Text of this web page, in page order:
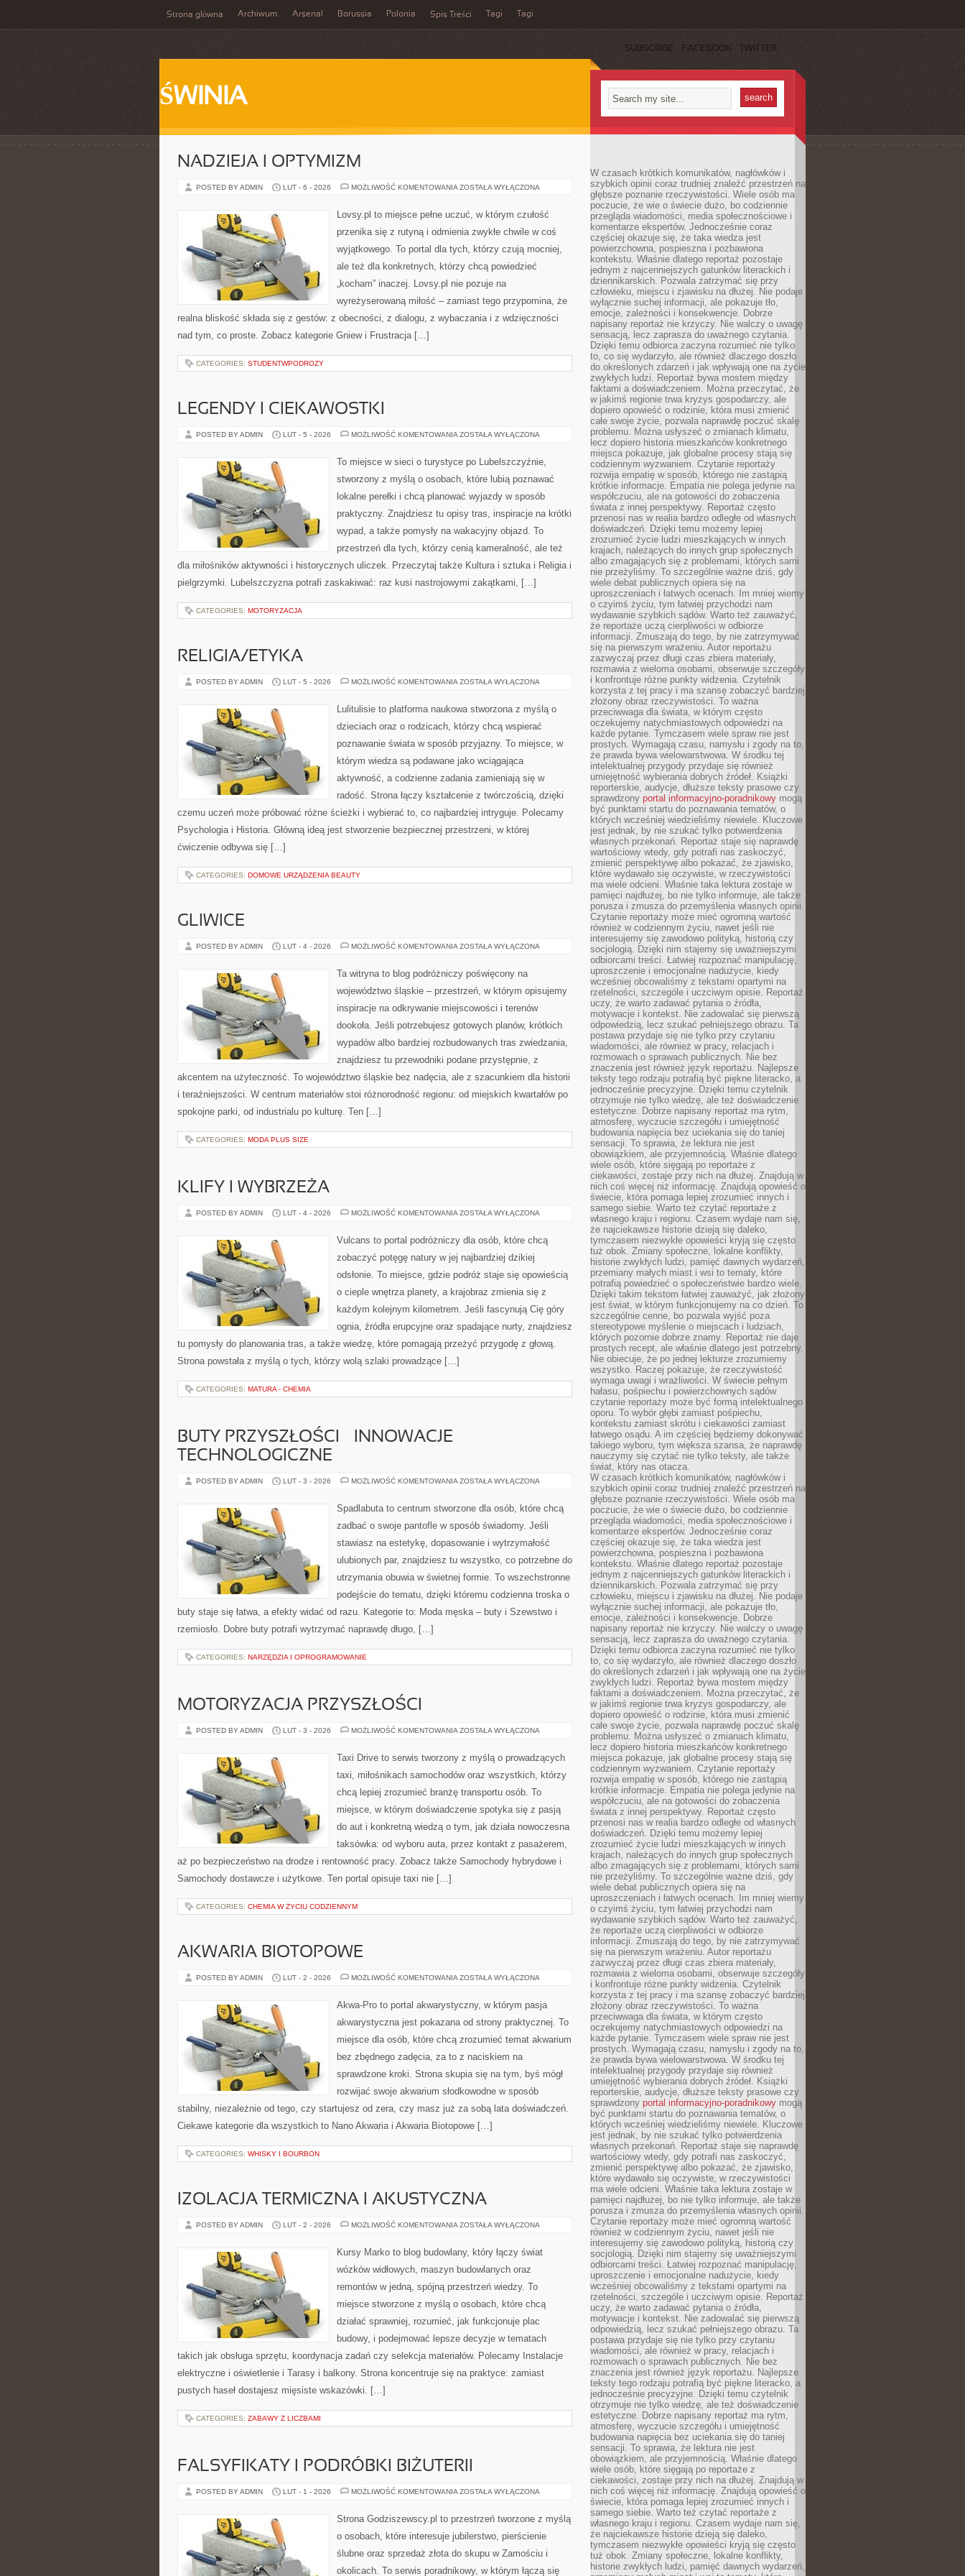
Strona główna Archiwum Arsenal Borussia Polonia Spis Treści Tagi Tagi
SUBSCRIBE FACEBOOK TWITTER
ŚWINIA
NADZIEJA I OPTYMIZM
POSTED BY ADMIN LUT - 6 - 2026 MOŻLIWOŚĆ KOMENTOWANIA NADZIEJA
ZOSTAŁA WYŁĄCZONA
Lovsy.pl to miejsce pełne uczuć, w którym czułość
przenika się z rutyną i odmienia zwykłe chwile w coś
wyjątkowego. To portal dla tych, którzy czują mocniej,
ale też dla konkretnych, którzy chcą powiedzieć
„kocham” inaczej. Lovsy.pl nie pozuje na
wyreżyserowaną miłość – zamiast tego przypomina, że
realna bliskość składa się z gestów: z obecności, z dialogu, z wybaczania i z wdzięczności
nad tym, co proste. Zobacz kategorie Gniew i Frustracja […]
CATEGORIES: STUDENTWPODROZY
LEGENDY I CIEKAWOSTKI
POSTED BY ADMIN LUT - 5 - 2026 MOŻLIWOŚĆ KOMENTOWANIA LEGENDY
ZOSTAŁA WYŁĄCZONA
To miejsce w sieci o turystyce po Lubelszczyźnie,
stworzony z myślą o osobach, które lubią poznawać
lokalne perełki i chcą planować wyjazdy w sposób
praktyczny. Znajdziesz tu opisy tras, inspiracje na krótki
wypad, a także pomysły na wakacyjny objazd. To
przestrzeń dla tych, którzy cenią kameralność, ale też
dla miłośników aktywności i historycznych uliczek. Przeczytaj także Kultura i sztuka i Religia i
pielgrzymki. Lubelszczyzna potrafi zaskakiwać: raz kusi nastrojowymi zakątkami, […]
CATEGORIES: MOTORYZACJA
RELIGIA/ETYKA
POSTED BY ADMIN LUT - 5 - 2026 MOŻLIWOŚĆ KOMENTOWANIA RELIGIA/ETYKA
ZOSTAŁA WYŁĄCZONA
Lulitulisie to platforma naukowa stworzona z myślą o
dzieciach oraz o rodzicach, którzy chcą wspierać
poznawanie świata w sposób przyjazny. To miejsce, w
którym wiedza są podawane jako wciągająca
aktywność, a codzienne zadania zamieniają się w
radość. Strona łączy kształcenie z twórczością, dzięki
czemu uczeń może próbować różne ścieżki i wybierać to, co najbardziej intryguje. Polecamy
Psychologia i Historia. Główną ideą jest stworzenie bezpiecznej przestrzeni, w której
ćwiczenie odbywa się […]
CATEGORIES: DOMOWE URZĄDZENIA BEAUTY
GLIWICE
POSTED BY ADMIN LUT - 4 - 2026 MOŻLIWOŚĆ KOMENTOWANIA GLIWICE
ZOSTAŁA WYŁĄCZONA
Ta witryna to blog podróżniczy poświęcony na
województwo śląskie – przestrzeń, w którym opisujemy
inspiracje na odkrywanie miejscowości i terenów
dookoła. Jeśli potrzebujesz gotowych planów, krótkich
wypadów albo bardziej rozbudowanych tras zwiedzania,
znajdziesz tu przewodniki podane przystępnie, z
akcentem na użyteczność. To województwo śląskie bez nadęcia, ale z szacunkiem dla historii
i teraźniejszości. W centrum materiałów stoi różnorodność regionu: od miejskich kwartałów po
spokojne parki, od industrialu po kulturę. Ten […]
CATEGORIES: MODA PLUS SIZE
KLIFY I WYBRZEŻA
POSTED BY ADMIN LUT - 4 - 2026 MOŻLIWOŚĆ KOMENTOWANIA KLIFY
ZOSTAŁA WYŁĄCZONA
Vulcans to portal podróżniczy dla osób, które chcą
zobaczyć potęgę natury w jej najbardziej dzikiej
odsłonie. To miejsce, gdzie podróż staje się opowieścią
o cieple wnętrza planety, a krajobraz zmienia się z
każdym kolejnym kilometrem. Jeśli fascynują Cię góry
ognia, źródła erupcyjne oraz spadające nurty, znajdziesz
tu pomysły do planowania tras, a także wiedzę, które pomagają przeżyć przygodę z głową.
Strona powstała z myślą o tych, którzy wolą szlaki prowadzące […]
CATEGORIES: MATURA - CHEMIA
BUTY PRZYSZŁOŚCI – INNOWACJE
TECHNOLOGICZNE
POSTED BY ADMIN LUT - 3 - 2026 MOŻLIWOŚĆ KOMENTOWANIA BUTY
INNOWACJE
TECHNOLOGICZNE
ZOSTAŁA WYŁĄCZONA
Spadlabuta to centrum stworzone dla osób, które chcą
zadbać o swoje pantofle w sposób świadomy. Jeśli
stawiasz na estetykę, dopasowanie i wytrzymałość
ulubionych par, znajdziesz tu wszystko, co potrzebne do
utrzymania obuwia w świetnej formie. To wszechstronne
podejście do tematu, dzięki któremu codzienna troska o
buty staje się łatwa, a efekty widać od razu. Kategorie to: Moda męska – buty i Szewstwo i
rzemiosło. Dobre buty potrafi wytrzymać naprawdę długo, […]
CATEGORIES: NARZĘDZIA I OPROGRAMOWANIE
MOTORYZACJA PRZYSZŁOŚCI
POSTED BY ADMIN LUT - 3 - 2026 MOŻLIWOŚĆ KOMENTOWANIA MOTORYZACJA
ZOSTAŁA WYŁĄCZONA
Taxi Drive to serwis tworzony z myślą o prowadzących
taxi, miłośnikach samochodów oraz wszystkich, którzy
chcą lepiej zrozumieć branżę transportu osób. To
miejsce, w którym doświadczenie spotyka się z pasją
do aut i konkretną wiedzą o tym, jak działa nowoczesna
taksówka: od wyboru auta, przez kontakt z pasażerem,
aż po bezpieczeństwo na drodze i rentowność pracy. Zobacz także Samochody hybrydowe i
Samochody dostawcze i użytkowe. Ten portal opisuje taxi nie […]
CATEGORIES: CHEMIA W ŻYCIU CODZIENNYM
AKWARIA BIOTOPOWE
POSTED BY ADMIN LUT - 2 - 2026 MOŻLIWOŚĆ KOMENTOWANIA AKWARIA
ZOSTAŁA WYŁĄCZONA
Akwa-Pro to portal akwarystyczny, w którym pasja
akwarystyczna jest pokazana od strony praktycznej. To
miejsce dla osób, które chcą zrozumieć temat akwarium
bez zbędnego zadęcia, za to z naciskiem na
sprawdzone kroki. Strona skupia się na tym, byś mógł
rozwijać swoje akwarium słodkowodne w sposób
stabilny, niezależnie od tego, czy startujesz od zera, czy masz już za sobą lata doświadczeń.
Ciekawe kategorie dla wszystkich to Nano Akwaria i Akwaria Biotopowe […]
CATEGORIES: WHISKY I BOURBON
IZOLACJA TERMICZNA I AKUSTYCZNA
POSTED BY ADMIN LUT - 2 - 2026 MOŻLIWOŚĆ KOMENTOWANIA IZOLACJA
AKUSTYCZNA
ZOSTAŁA WYŁĄCZONA
Kursy Marko to blog budowlany, który łączy świat
wózków widłowych, maszyn budowlanych oraz
remontów w jedną, spójną przestrzeń wiedzy. To
miejsce stworzone z myślą o osobach, które chcą
działać sprawniej, rozumieć, jak funkcjonuje plac
budowy, i podejmować lepsze decyzje w tematach
takich jak obsługa sprzętu, koordynacja zadań czy selekcja materiałów. Polecamy Instalacje
elektryczne i oświetlenie i Tarasy i balkony. Strona koncentruje się na praktyce: zamiast
pustych haseł dostajesz mięsiste wskazówki. […]
CATEGORIES: ZABAWY Z LICZBAMI
FALSYFIKATY I PODRÓBKI BIŻUTERII
POSTED BY ADMIN LUT - 1 - 2026 MOŻLIWOŚĆ KOMENTOWANIA FALSYFIKATY
BIŻUTERII
ZOSTAŁA WYŁĄCZONA
Strona Godziszewscy.pl to przestrzeń tworzone z myślą
o osobach, które interesuje jubilerstwo, pierścienie
ślubne oraz sprzedaż złota do skupu w Zamościu i
okolicach. To serwis poradnikowy, w którym łączą się
W czasach krótkich komunikatów, nagłówków i
szybkich opinii coraz trudniej znaleźć przestrzeń na
głębsze poznanie rzeczywistości. Wiele osób ma
poczucie, że wie o świecie dużo, bo codziennie
przegląda wiadomości, media społecznościowe i
komentarze ekspertów. Jednocześnie coraz
częściej okazuje się, że taka wiedza jest
powierzchowna, pospieszna i pozbawiona
kontekstu. Właśnie dlatego reportaż pozostaje
jednym z najcenniejszych gatunków literackich i
dziennikarskich. Pozwala zatrzymać się przy
człowieku, miejscu i zjawisku na dłużej. Nie podaje
wyłącznie suchej informacji, ale pokazuje tło,
emocje, zależności i konsekwencje. Dobrze
napisany reportaż nie krzyczy. Nie walczy o uwagę
sensacją, lecz zaprasza do uważnego czytania.
Dzięki temu odbiorca zaczyna rozumieć nie tylko
to, co się wydarzyło, ale również dlaczego doszło
do określonych zdarzeń i jak wpływają one na życie
zwykłych ludzi. Reportaż bywa mostem między
faktami a doświadczeniem. Można przeczytać, że
w jakimś regionie trwa kryzys gospodarczy, ale
dopiero opowieść o rodzinie, która musi zmienić
całe swoje życie, pozwala naprawdę poczuć skalę
problemu. Można usłyszeć o zmianach klimatu,
lecz dopiero historia mieszkańców konkretnego
miejsca pokazuje, jak globalne procesy stają się
codziennym wyzwaniem. Czytanie reportaży
rozwija empatię w sposób, którego nie zastąpią
krótkie informacje. Empatia nie polega jedynie na
współczuciu, ale na gotowości do zobaczenia
świata z innej perspektywy. Reportaż często
przenosi nas w realia bardzo odległe od własnych
doświadczeń. Dzięki temu możemy lepiej
zrozumieć życie ludzi mieszkających w innych
krajach, należących do innych grup społecznych
albo zmagających się z problemami, których sami
nie przeżyliśmy. To szczególnie ważne dziś, gdy
wiele debat publicznych opiera się na
uproszczeniach i łatwych ocenach. Im mniej wiemy
o czyimś życiu, tym łatwiej przychodzi nam
wydawanie szybkich sądów. Warto też zauważyć,
że reportaże uczą cierpliwości w odbiorze
informacji. Zmuszają do tego, by nie zatrzymywać
się na pierwszym wrażeniu. Autor reportażu
zazwyczaj przez długi czas zbiera materiały,
rozmawia z wieloma osobami, obserwuje szczegóły
i konfrontuje różne punkty widzenia. Czytelnik
korzysta z tej pracy i ma szansę zobaczyć bardziej
złożony obraz rzeczywistości. To ważna
przeciwwaga dla świata, w którym często
oczekujemy natychmiastowych odpowiedzi na
każde pytanie. Tymczasem wiele spraw nie jest
prostych. Wymagają czasu, namysłu i zgody na to,
że prawda bywa wielowarstwowa. W środku tej
intelektualnej przygody przydaje się również
umiejętność wybierania dobrych źródeł. Książki
reporterskie, audycje, dłuższe teksty prasowe czy
sprawdzony portal informacyjno-poradnikowy mogą
być punktami startu do poznawania tematów, o
których wcześniej wiedzieliśmy niewiele. Kluczowe
jest jednak, by nie szukać tylko potwierdzenia
własnych przekonań. Reportaż staje się naprawdę
wartościowy wtedy, gdy potrafi nas zaskoczyć,
zmienić perspektywę albo pokazać, że zjawisko,
które wydawało się oczywiste, w rzeczywistości
ma wiele odcieni. Właśnie taka lektura zostaje w
pamięci najdłużej, bo nie tylko informuje, ale także
porusza i zmusza do przemyślenia własnych opinii.
Czytanie reportaży może mieć ogromną wartość
również w codziennym życiu, nawet jeśli nie
interesujemy się zawodowo polityką, historią czy
socjologią. Dzięki nim stajemy się uważniejszymi
odbiorcami treści. Łatwiej rozpoznać manipulację,
uproszczenie i emocjonalne nadużycie, kiedy
wcześniej obcowaliśmy z tekstami opartymi na
rzetelności, szczególe i uczciwym opisie. Reportaż
uczy, że warto zadawać pytania o źródła,
motywacje i kontekst. Nie zadowalać się pierwszą
odpowiedzią, lecz szukać pełniejszego obrazu. Ta
postawa przydaje się nie tylko przy czytaniu
wiadomości, ale również w pracy, relacjach i
rozmowach o sprawach publicznych. Nie bez
znaczenia jest również język reportażu. Najlepsze
teksty tego rodzaju potrafią być piękne literacko, a
jednocześnie precyzyjne. Dzięki temu czytelnik
otrzymuje nie tylko wiedzę, ale też doświadczenie
estetyczne. Dobrze napisany reportaż ma rytm,
atmosferę, wyczucie szczegółu i umiejętność
budowania napięcia bez uciekania się do taniej
sensacji. To sprawia, że lektura nie jest
obowiązkiem, ale przyjemnością. Właśnie dlatego
wiele osób, które sięgają po reportaże z
ciekawości, zostaje przy nich na dłużej. Znajdują w
nich coś więcej niż informację. Znajdują opowieść o
świecie, która pomaga lepiej zrozumieć innych i
samego siebie. Warto też czytać reportaże z
własnego kraju i regionu. Czasem wydaje nam się,
że najciekawsze historie dzieją się daleko,
tymczasem niezwykłe opowieści kryją się często
tuż obok. Zmiany społeczne, lokalne konflikty,
historie zwykłych ludzi, pamięć dawnych wydarzeń,
przemiany małych miast i wsi to tematy, które
potrafią powiedzieć o społeczeństwie bardzo wiele.
Dzięki takim tekstom łatwiej zauważyć, jak złożony
jest świat, w którym funkcjonujemy na co dzień. To
szczególnie cenne, bo pozwala wyjść poza
stereotypowe myślenie o miejscach i ludziach,
których pozornie dobrze znamy. Reportaż nie daje
prostych recept, ale właśnie dlatego jest potrzebny.
Nie obiecuje, że po jednej lekturze zrozumiemy
wszystko. Raczej pokazuje, że rzeczywistość
wymaga uwagi i wrażliwości. W świecie pełnym
hałasu, pośpiechu i powierzchownych sądów
czytanie reportaży może być formą intelektualnego
oporu. To wybór głębi zamiast pośpiechu,
kontekstu zamiast skrótu i ciekawości zamiast
łatwego osądu. A im częściej będziemy dokonywać
takiego wyboru, tym większa szansa, że naprawdę
nauczymy się czytać nie tylko teksty, ale także
świat, który nas otacza.
W czasach krótkich komunikatów, nagłówków i
szybkich opinii coraz trudniej znaleźć przestrzeń na
głębsze poznanie rzeczywistości. Wiele osób ma
poczucie, że wie o świecie dużo, bo codziennie
przegląda wiadomości, media społecznościowe i
komentarze ekspertów. Jednocześnie coraz
częściej okazuje się, że taka wiedza jest
powierzchowna, pospieszna i pozbawiona
kontekstu. Właśnie dlatego reportaż pozostaje
jednym z najcenniejszych gatunków literackich i
dziennikarskich. Pozwala zatrzymać się przy
człowieku, miejscu i zjawisku na dłużej. Nie podaje
wyłącznie suchej informacji, ale pokazuje tło,
emocje, zależności i konsekwencje. Dobrze
napisany reportaż nie krzyczy. Nie walczy o uwagę
sensacją, lecz zaprasza do uważnego czytania.
Dzięki temu odbiorca zaczyna rozumieć nie tylko
to, co się wydarzyło, ale również dlaczego doszło
do określonych zdarzeń i jak wpływają one na życie
zwykłych ludzi. Reportaż bywa mostem między
faktami a doświadczeniem. Można przeczytać, że
w jakimś regionie trwa kryzys gospodarczy, ale
dopiero opowieść o rodzinie, która musi zmienić
całe swoje życie, pozwala naprawdę poczuć skalę
problemu. Można usłyszeć o zmianach klimatu,
lecz dopiero historia mieszkańców konkretnego
miejsca pokazuje, jak globalne procesy stają się
codziennym wyzwaniem. Czytanie reportaży
rozwija empatię w sposób, którego nie zastąpią
krótkie informacje. Empatia nie polega jedynie na
współczuciu, ale na gotowości do zobaczenia
świata z innej perspektywy. Reportaż często
przenosi nas w realia bardzo odległe od własnych
doświadczeń. Dzięki temu możemy lepiej
zrozumieć życie ludzi mieszkających w innych
krajach, należących do innych grup społecznych
albo zmagających się z problemami, których sami
nie przeżyliśmy. To szczególnie ważne dziś, gdy
wiele debat publicznych opiera się na
uproszczeniach i łatwych ocenach. Im mniej wiemy
o czyimś życiu, tym łatwiej przychodzi nam
wydawanie szybkich sądów. Warto też zauważyć,
że reportaże uczą cierpliwości w odbiorze
informacji. Zmuszają do tego, by nie zatrzymywać
się na pierwszym wrażeniu. Autor reportażu
zazwyczaj przez długi czas zbiera materiały,
rozmawia z wieloma osobami, obserwuje szczegóły
i konfrontuje różne punkty widzenia. Czytelnik
korzysta z tej pracy i ma szansę zobaczyć bardziej
złożony obraz rzeczywistości. To ważna
przeciwwaga dla świata, w którym często
oczekujemy natychmiastowych odpowiedzi na
każde pytanie. Tymczasem wiele spraw nie jest
prostych. Wymagają czasu, namysłu i zgody na to,
że prawda bywa wielowarstwowa. W środku tej
intelektualnej przygody przydaje się również
umiejętność wybierania dobrych źródeł. Książki
reporterskie, audycje, dłuższe teksty prasowe czy
sprawdzony portal informacyjno-poradnikowy mogą
być punktami startu do poznawania tematów, o
których wcześniej wiedzieliśmy niewiele. Kluczowe
jest jednak, by nie szukać tylko potwierdzenia
własnych przekonań. Reportaż staje się naprawdę
wartościowy wtedy, gdy potrafi nas zaskoczyć,
zmienić perspektywę albo pokazać, że zjawisko,
które wydawało się oczywiste, w rzeczywistości
ma wiele odcieni. Właśnie taka lektura zostaje w
pamięci najdłużej, bo nie tylko informuje, ale także
porusza i zmusza do przemyślenia własnych opinii.
Czytanie reportaży może mieć ogromną wartość
również w codziennym życiu, nawet jeśli nie
interesujemy się zawodowo polityką, historią czy
socjologią. Dzięki nim stajemy się uważniejszymi
odbiorcami treści. Łatwiej rozpoznać manipulację,
uproszczenie i emocjonalne nadużycie, kiedy
wcześniej obcowaliśmy z tekstami opartymi na
rzetelności, szczególe i uczciwym opisie. Reportaż
uczy, że warto zadawać pytania o źródła,
motywacje i kontekst. Nie zadowalać się pierwszą
odpowiedzią, lecz szukać pełniejszego obrazu. Ta
postawa przydaje się nie tylko przy czytaniu
wiadomości, ale również w pracy, relacjach i
rozmowach o sprawach publicznych. Nie bez
znaczenia jest również język reportażu. Najlepsze
teksty tego rodzaju potrafią być piękne literacko, a
jednocześnie precyzyjne. Dzięki temu czytelnik
otrzymuje nie tylko wiedzę, ale też doświadczenie
estetyczne. Dobrze napisany reportaż ma rytm,
atmosferę, wyczucie szczegółu i umiejętność
budowania napięcia bez uciekania się do taniej
sensacji. To sprawia, że lektura nie jest
obowiązkiem, ale przyjemnością. Właśnie dlatego
wiele osób, które sięgają po reportaże z
ciekawości, zostaje przy nich na dłużej. Znajdują w
nich coś więcej niż informację. Znajdują opowieść o
świecie, która pomaga lepiej zrozumieć innych i
samego siebie. Warto też czytać reportaże z
własnego kraju i regionu. Czasem wydaje nam się,
że najciekawsze historie dzieją się daleko,
tymczasem niezwykłe opowieści kryją się często
tuż obok. Zmiany społeczne, lokalne konflikty,
historie zwykłych ludzi, pamięć dawnych wydarzeń,